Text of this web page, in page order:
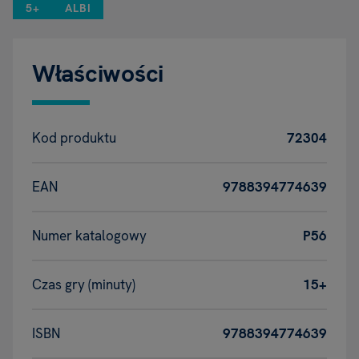
5+ ALBI
Właściwości
Kod produktu 72304
EAN 9788394774639
Numer katalogowy P56
Czas gry (minuty) 15+
ISBN 9788394774639